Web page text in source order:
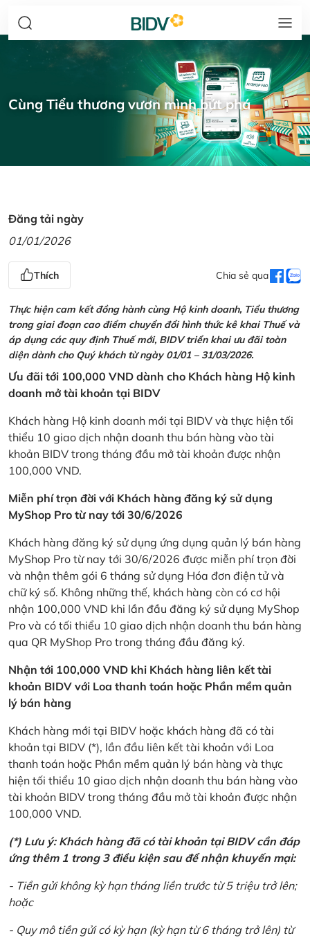
Cùng Tiểu thương vươn mình bứt phá
Đăng tải ngày
01/01/2026
Thích Chia sẻ qua
Thực hiện cam kết đồng hành cùng Hộ kinh doanh, Tiểu thương
trong giai đoạn cao điểm chuyển đổi hình thức kê khai Thuế và
áp dụng các quy định Thuế mới, BIDV triển khai ưu đãi toàn
diện dành cho Quý khách từ ngày 01/01 – 31/03/2026.
Ưu đãi tới 100,000 VND dành cho Khách hàng Hộ kinh
doanh mở tài khoản tại BIDV
Khách hàng Hộ kinh doanh mới tại BIDV và thực hiện tối
thiểu 10 giao dịch nhận doanh thu bán hàng vào tài
khoản BIDV trong tháng đầu mở tài khoản được nhận
100,000 VND.
Miễn phí trọn đời với Khách hàng đăng ký sử dụng
MyShop Pro từ nay tới 30/6/2026
Khách hàng đăng ký sử dụng ứng dụng quản lý bán hàng
MyShop Pro từ nay tới 30/6/2026 được miễn phí trọn đời
và nhận thêm gói 6 tháng sử dụng Hóa đơn điện tử và
chữ ký số. Không những thế, khách hàng còn có cơ hội
nhận 100,000 VND khi lần đầu đăng ký sử dụng MyShop
Pro và có tối thiểu 10 giao dịch nhận doanh thu bán hàng
qua QR MyShop Pro trong tháng đầu đăng ký.
Nhận tới 100,000 VND khi Khách hàng liên kết tài
khoản BIDV với Loa thanh toán hoặc Phần mềm quản
lý bán hàng
Khách hàng mới tại BIDV hoặc khách hàng đã có tài
khoản tại BIDV (*), lần đầu liên kết tài khoản với Loa
thanh toán hoặc Phần mềm quản lý bán hàng và thực
hiện tối thiểu 10 giao dịch nhận doanh thu bán hàng vào
tài khoản BIDV trong tháng đầu mở tài khoản được nhận
100,000 VND.
(*) Lưu ý: Khách hàng đã có tài khoản tại BIDV cần đáp
ứng thêm 1 trong 3 điều kiện sau để nhận khuyến mại:
- Tiền gửi không kỳ hạn tháng liền trước từ 5 triệu trở lên;
hoặc
- Quy mô tiền gửi có kỳ hạn (kỳ hạn từ 6 tháng trở lên) từ